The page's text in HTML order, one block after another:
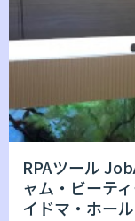
RPAツール
ャム・ビーテ
イドマ・ホール